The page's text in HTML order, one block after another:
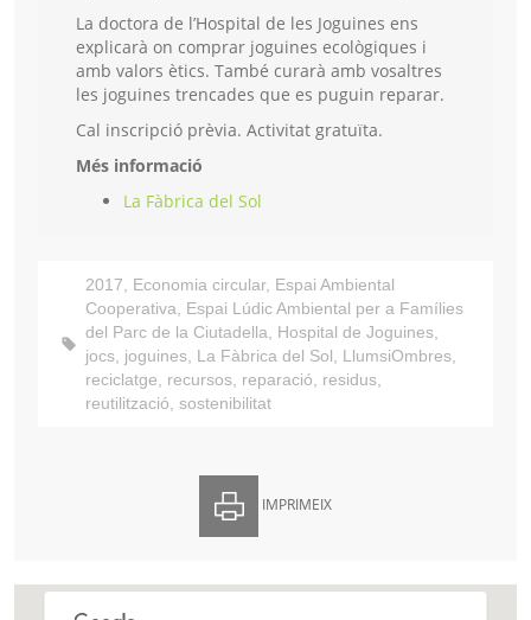
La doctora de l’Hospital de les Joguines ens
explicarà on comprar joguines ecològiques i
amb valors ètics. També curarà amb vosaltres
les joguines trencades que es puguin reparar.
Cal inscripció prèvia. Activitat gratuïta.
Més informació
La Fàbrica del Sol
2017 Economia circular, Espai Ambiental
Cooperativa
Espai Lúdic Ambiental per a Famílies
del Parc de la Ciutadella
Hospital de Joguines
jocs joguines La Fàbrica del Sol LlumsiOmbres
reciclatge
recursos reparació residus
reutilització sostenibilitat
IMPRIMEIX